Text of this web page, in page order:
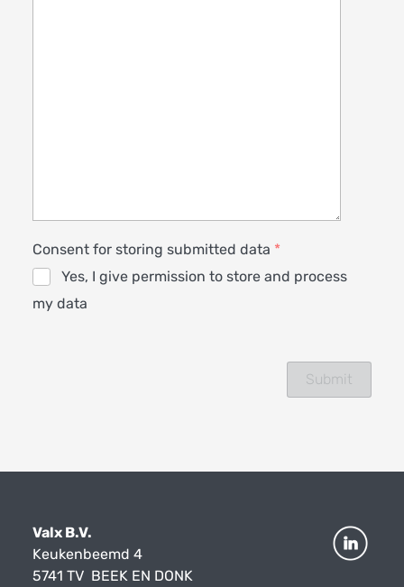
Consent for storing submitted data *
Yes, I give permission to store and process
my data
Valx B.V.
Keukenbeemd 4
5741 TV BEEK EN DONK